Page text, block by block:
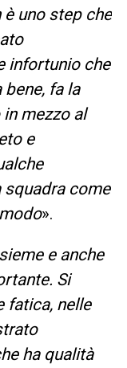
uno step che
infortunio che
fa la
mezzo al
e
come
».
e anche
Si
fatica, nelle
ha qualità